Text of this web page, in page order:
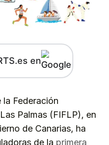
en
la Federación
Palmas (FIFLP), en
de Canarias, ha
de la primera